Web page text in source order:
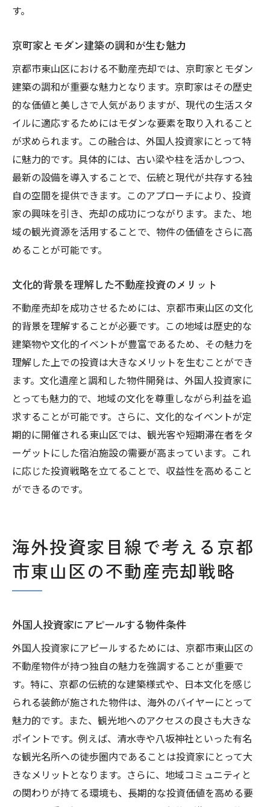
す。
京町家とモダン建築の調和が生む魅力
京都市東山区における不動産売却では、京町家とモダン
建築の調和が重要な魅力となります。京町家はその歴史
的な価値と美しさで人気がありますが、現代の生活スタ
イルに適応するためにはモダンな要素を取り入れること
が求められます。この融合は、外国人投資家にとって特
に魅力的です。具体的には、古い梁や柱を活かしつつ、
最新の設備を導入することで、伝統と現代が共存する独
自の空間を提供できます。このアプローチにより、投資
家の興味を引き、売却の成功につながります。また、地
域の観光資源を活用することで、物件の価値をさらに高
めることが可能です。
文化的背景を理解した不動産投資のメリット
不動産売却を成功させるためには、京都市東山区の文化
的背景を理解することが必要です。この地域は歴史的な
建築物や文化的イベントが豊富であるため、その魅力を
理解した上での投資は大きなメリットを生むことができ
ます。文化遺産と調和した物件開発は、外国人投資家に
とっても魅力的で、地域の文化を尊重しながら利益を追
求することが可能です。さらに、文化的なイベントが定
期的に開催される東山区では、観光客や短期滞在者をタ
ーゲットにした宿泊施設の需要が高まっています。これ
に応じた投資戦略を立てることで、収益性を高めること
ができるのです。
海外投資家目線で考える京都
市東山区の不動産売却戦略
外国人投資家にアピールする物件条件
外国人投資家にアピールするためには、京都市東山区の
不動産物件が持つ独自の魅力を強調することが重要で
す。特に、京都の伝統的な建築様式や、日本文化を感じ
られる装飾が施された物件は、海外のバイヤーにとって
魅力的です。また、観光地へのアクセスの良さも大きな
ポイントです。例えば、清水寺や八坂神社といった有名
な観光名所への徒歩圏内であることは投資家にとって大
きなメリットとなります。さらに、地域コミュニティと
の関わりが持てる環境も、長期的な投資価値を高める要